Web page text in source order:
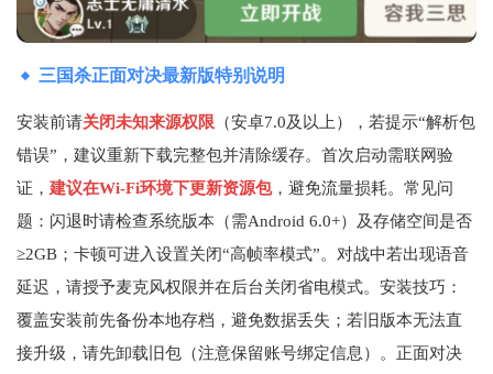
三国杀正面对决最新版特别说明
安装前请关闭未知来源权限 （安卓7.0及以上），若提示“解析包
错误”，建议重新下载完整包并清除缓存。首次启动需联网验
证， 建议在Wi-Fi环境下更新资源包，避免流量损耗。常见问
题：闪退时请检查系统版本（需Android 6.0+）及存储空间是否
≥2GB；卡顿可进入设置关闭“高帧率模式”。对战中若出现语音
延迟，请授予麦克风权限并在后台关闭省电模式。安装技巧：
覆盖安装前先备份本地存档，避免数据丢失；若旧版本无法直
接升级，请先卸载旧包（注意保留账号绑定信息）。正面对决